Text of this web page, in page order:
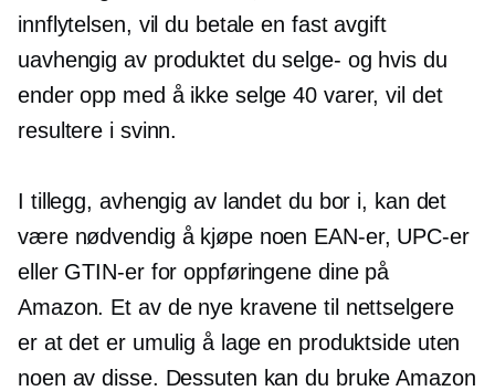
innflytelsen, vil du betale en fast avgift
uavhengig av produktet duselge- og hvis du
ender opp med å ikke selge 40 varer, vil det
resultere i svinn.
I tillegg, avhengig av landet du bor i, kan det
være nødvendig å kjøpe noen EAN-er, UPC-er
eller GTIN-er for oppføringene dine på
Amazon. Et av de nye kravene til nettselgere
er at det er umulig å lage en produktside uten
noen av disse. Dessuten kan du bruke Amazon